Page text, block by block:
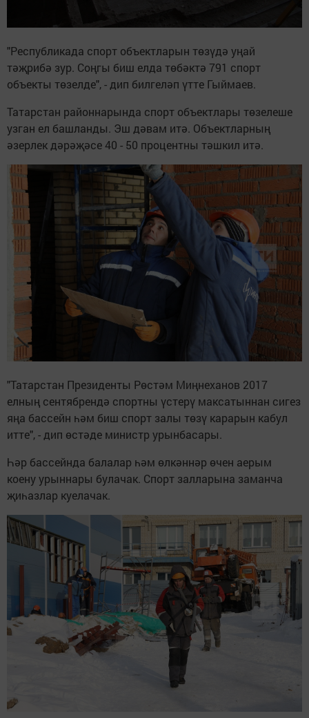
"Республикада спорт объектларын төзүдә уңай
тәҗрибә зур. Соңгы биш елда төбәктә 791 спорт
объекты төзелде", - дип билгеләп үтте Гыймаев.
Татарстан районнарында спорт объектлары төзелеше
узган ел башланды. Эш дәвам итә. Объектларның
әзерлек дәрәҗәсе 40 - 50 процентны тәшкил итә.
"Татарстан Президенты Рөстәм Миңнеханов 2017
елның сентябрендә спортны үстерү максатыннан сигез
яңа бассейн һәм биш спорт залы төзү карарын кабул
итте", - дип өстәде министр урынбасары.
Һәр бассейнда балалар һәм өлкәннәр өчен аерым
коену урыннары булачак. Спорт залларына заманча
җиһазлар куелачак.